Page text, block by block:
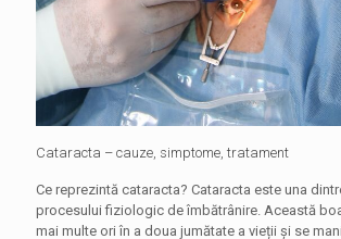
Cataracta – cauze, simptome, tratament
Ce reprezintă cataracta? Cataracta este una
procesului fiziologic de îmbătrânire. Această
mai multe ori în a doua jumătate a vieții și se